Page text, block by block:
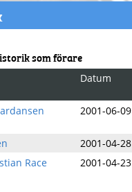
som förare
Datum
2001-06-09
2001-04-28
Race
2001-04-23